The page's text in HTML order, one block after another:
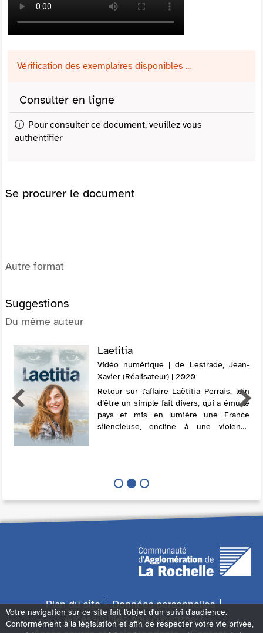
Vérification des exemplaires disponibles ...
Consulter en ligne
Pour consulter ce document, veuillez vous
authentifier
Se procurer le document
Autre format
Suggestions
Du même auteur
Laetitia
Vidéo numérique | de Lestrade, Jean-
Xavier (Réalisateur) | 2020
Retour sur l’affaire Laëtitia Perrais, loin
d’être un simple fait divers, qui a ému le
pays et mis en lumière une France
silencieuse, encline à une violence
Plan du site
Données personnelles
Accessibilité : non conforme
Votre navigation sur ce site fait l'objet d'un suivi d'audience.
Conformément à la législation et afin de respecter votre vie privée,